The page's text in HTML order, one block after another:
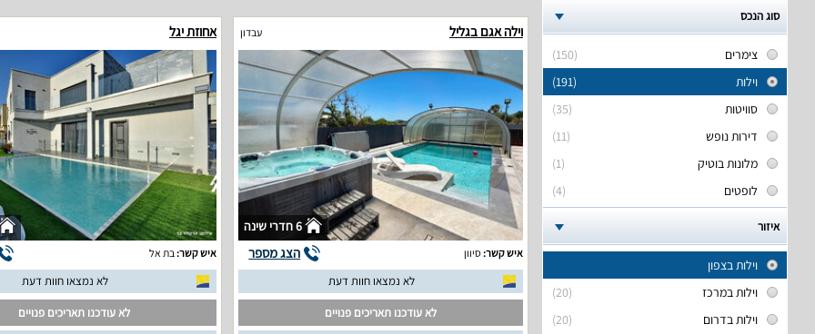
סוג הנכס
(150)
צימרים
(191)
וילות
(35)
סוויטות
(11)
דירות נופש
(1)
מלונות בוטיק
(4)
לופטים
איזור
וילות בצפון
(20)
וילות במרכז
(20)
וילות בדרום
וילה אגם בגליל עבדון
6 חדרי שינה
איש קשר:סיוון הצג מספר
לא נמצאו חוות דעת
לא עודכנו תאריכים פנויים
אחוזת יגל
איש קשר:בת אל
לא נמצאו חוות דעת
לא עודכנו תאריכים פנויים